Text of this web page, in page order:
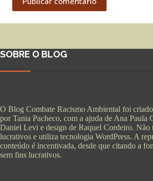
SOBRE O BLOG
O Blog Combate Racismo Ambiental foi
por Tania Pacheco, com a ajuda de Ana Paula
Daniel Levi e design de Raquel Cordeiro. Não
lucrativos e utiliza tecnologia WordPress. A
conteúdo é incentivada, desde que citando a
sem fins lucrativos.